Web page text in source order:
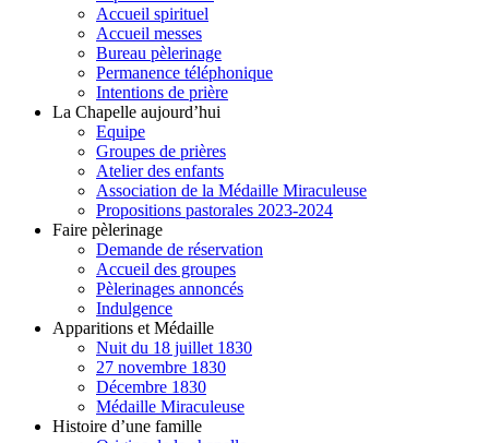
Accueil spirituel
Accueil messes
Bureau pèlerinage
Permanence téléphonique
Intentions de prière
La Chapelle aujourd’hui
Equipe
Groupes de prières
Atelier des enfants
Association de la Médaille Miraculeuse
Propositions pastorales 2023-2024
Faire pèlerinage
Demande de réservation
Accueil des groupes
Pèlerinages annoncés
Indulgence
Apparitions et Médaille
Nuit du 18 juillet 1830
27 novembre 1830
Décembre 1830
Médaille Miraculeuse
Histoire d’une famille